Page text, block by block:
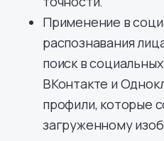
Применение в
распознавания
поиск в социальных
ВКонтакте и
профили, которые
загруженному